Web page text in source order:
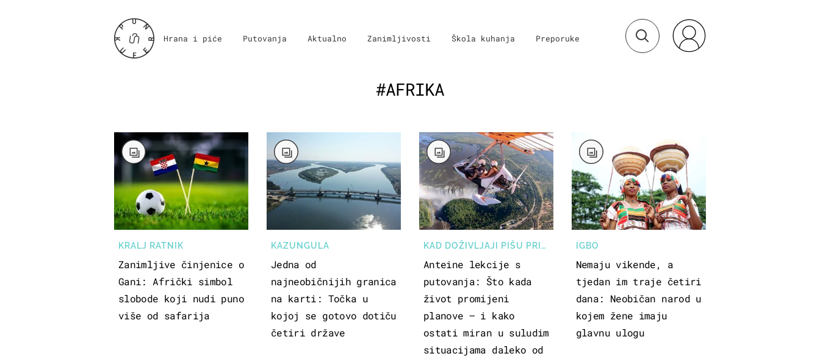
Hrana i piće Putovanja Aktualno Zanimljivosti Škola kuhanja Preporuke
#AFRIKA
KRALJ RATNIK
Zanimljive činjenice o
Gani: Afrički simbol
slobode koji nudi puno
više od safarija
KAZUNGULA
Jedna od
najneobičnijih granica
na karti: Točka u
kojoj se gotovo dotiču
četiri države
KAD DOŽIVLJAJI PIŠU PRIČE
Anteine lekcije s
putovanja: Što kada
život promijeni
planove – i kako
ostati miran u suludim
situacijama daleko od
IGBO
Nemaju vikende, a
tjedan im traje četiri
dana: Neobičan narod u
kojem žene imaju
glavnu ulogu